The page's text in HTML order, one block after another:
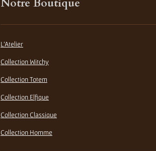
Notre Boutique
L'Atelier
Collection Witchy
Collection Totem
Collection Elfique
Collection Classique
Collection Homme